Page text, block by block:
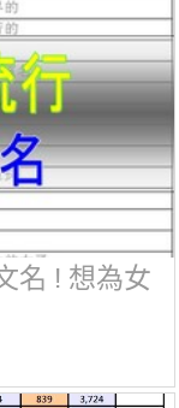
名 ! 想為女